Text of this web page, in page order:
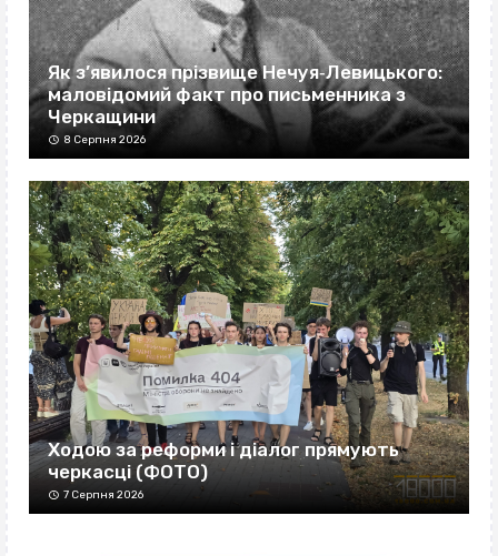
Як з’явилося прізвище Нечуя‐Левицького:
маловідомий факт про письменника з
Черкащини
8 Серпня 2026
Ходою за реформи і діалог прямують
черкасці (ФОТО)
7 Серпня 2026